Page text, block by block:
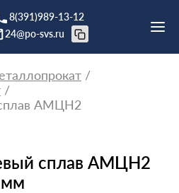
8(391)989-13-12
24@po-svs.ru
АМЦН2
сплав АМЦН2
мм